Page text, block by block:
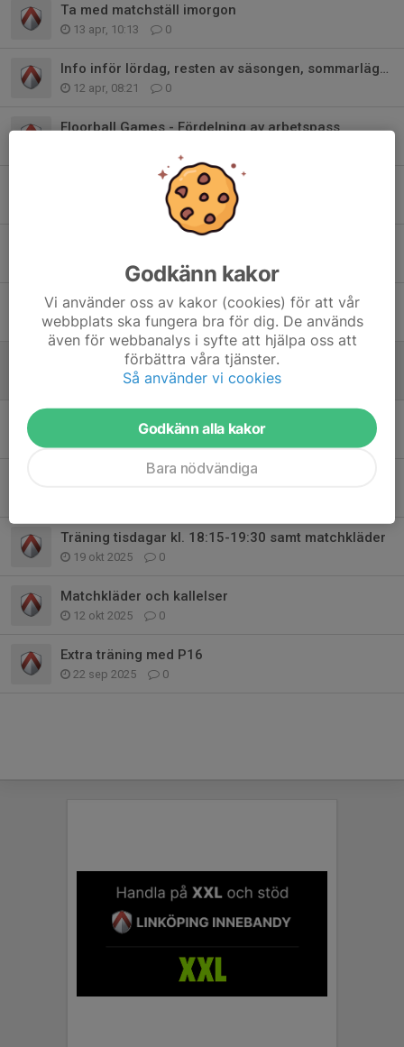
Ta med matchställ imorgon
13 apr, 10:13 0
Info inför lördag, resten av säsongen, sommarläger och nästa säsong
12 apr, 08:21 0
Floorball Games - Fördelning av arbetspass
Floorball Games i april
0
24 feb, 15:46 0
Ingen träning idag 8/2
8 feb, 12:08 0
Ingen innebandyträning på söndag 30/11
26 nov 2025 0
Schema för 5/1, 24/1 och 15/3
Arbetspass SSL och sammandrag
Träning tisdagar kl. 18:15-19:30 samt matchkläder
19 okt 2025 0
Matchkläder och kallelser
12 okt 2025 0
Extra träning med P16
22 sep 2025 0
Godkänn kakor
Vi använder oss av kakor (cookies) för att vår
webbplats ska fungera bra för dig. De används
även för webbanalys i syfte att hjälpa oss att
förbättra våra tjänster.
Så använder vi cookies
Godkänn alla kakor
Bara nödvändiga